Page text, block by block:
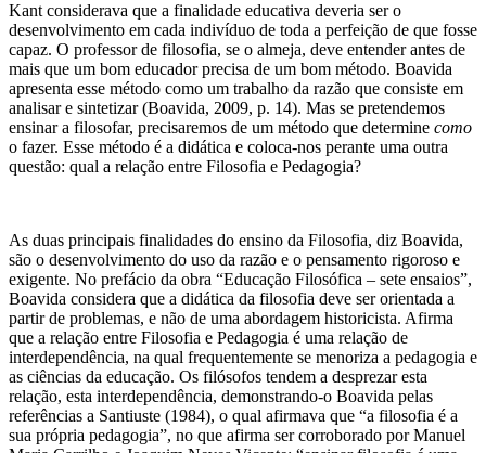
Kant considerava que a finalidade educativa deveria ser o
desenvolvimento em cada indivíduo de toda a perfeição de que fosse
capaz. O professor de filosofia, se o almeja, deve entender antes de
mais que um bom educador precisa de um bom método. Boavida
apresenta esse método como um trabalho da razão que consiste em
analisar e sintetizar (Boavida, 2009, p. 14). Mas se pretendemos
ensinar a filosofar, precisaremos de um método que determine como
o fazer. Esse método é a didática e coloca-nos perante uma outra
questão: qual a relação entre Filosofia e Pedagogia?
As duas principais finalidades do ensino da Filosofia, diz Boavida,
são o desenvolvimento do uso da razão e o pensamento rigoroso e
exigente. No prefácio da obra “Educação Filosófica – sete ensaios”,
Boavida considera que a didática da filosofia deve ser orientada a
partir de problemas, e não de uma abordagem historicista. Afirma
que a relação entre Filosofia e Pedagogia é uma relação de
interdependência, na qual frequentemente se menoriza a pedagogia e
as ciências da educação. Os filósofos tendem a desprezar esta
relação, esta interdependência, demonstrando-o Boavida pelas
referências a Santiuste (1984), o qual afirmava que “a filosofia é a
sua própria pedagogia”, no que afirma ser corroborado por Manuel